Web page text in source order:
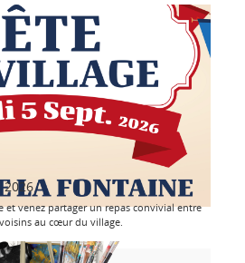
2026
et venez partager un repas convivial entre
au cœur du village.